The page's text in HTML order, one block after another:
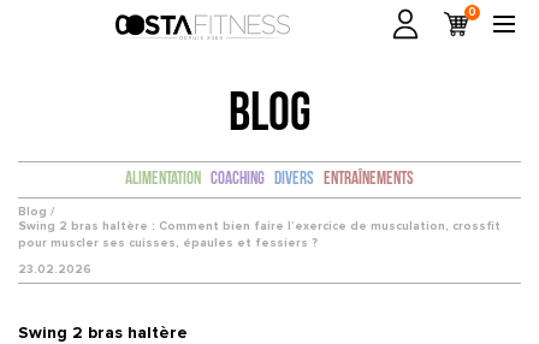
0
BLOG
Alimentation Coaching Divers Entraînements
Blog /
Swing 2 bras haltère : Comment bien faire l’exercice de musculation, crossfit
pour muscler ses cuisses, épaules et fessiers ?
23.02.2026
Swing 2 bras haltère